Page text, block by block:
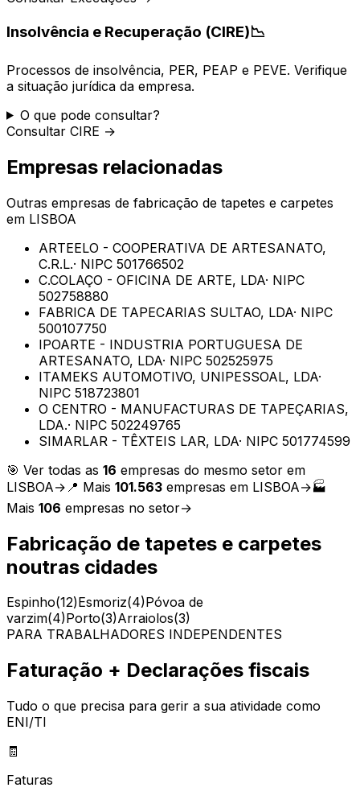
Insolvência e Recuperação (CIRE)📉
Processos de insolvência, PER, PEAP e PEVE. Verifique
a situação jurídica da empresa.
O que pode consultar?
Consultar CIRE →
Empresas relacionadas
Outras empresas de fabricação de tapetes e carpetes
em LISBOA
ARTEELO - COOPERATIVA DE ARTESANATO,
C.R.L.· NIPC 501766502
C.COLAÇO - OFICINA DE ARTE, LDA· NIPC
502758880
FABRICA DE TAPECARIAS SULTAO, LDA· NIPC
500107750
IPOARTE - INDUSTRIA PORTUGUESA DE
ARTESANATO, LDA· NIPC 502525975
ITAMEKS AUTOMOTIVO, UNIPESSOAL, LDA·
NIPC 518723801
O CENTRO - MANUFACTURAS DE TAPEÇARIAS,
LDA.· NIPC 502249765
SIMARLAR - TÊXTEIS LAR, LDA· NIPC 501774599
🎯 Ver todas as 16 empresas do mesmo setor em
LISBOA→ 📍 Mais 101.563 empresas em LISBOA→🏭
Mais 106 empresas no setor→
Fabricação de tapetes e carpetes
noutras cidades
Espinho(12)Esmoriz(4)Póvoa de
varzim(4)Porto(3)Arraiolos(3)
PARA TRABALHADORES INDEPENDENTES
Faturação + Declarações fiscais
Tudo o que precisa para gerir a sua atividade como
ENI/TI
🧾
Faturas